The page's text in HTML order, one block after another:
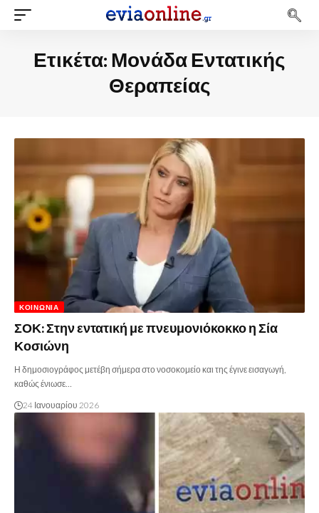
Ετικέτα: Μονάδα Εντατικής
Θεραπείας
ΚΟΙΝΩΝΊΑ
ΣΟΚ: Στην εντατική με πνευμονιόκοκκο η Σία
Κοσιώνη
Η δημοσιογράφος μετέβη σήμερα στο νοσοκομείο και της έγινε εισαγωγή,
καθώς ένιωσε…
24 Ιανουαρίου 2026